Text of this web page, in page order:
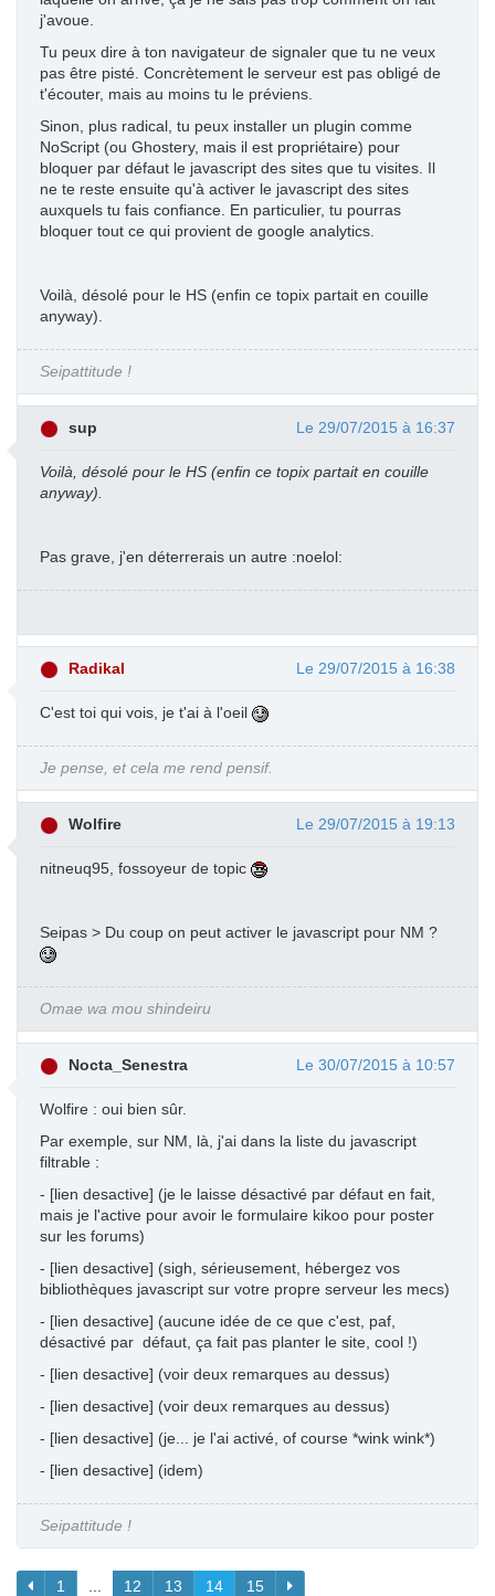
j'avoue.
Tu peux dire à ton navigateur de signaler que tu ne veux
pas être pisté. Concrètement le serveur est pas obligé de
t'écouter, mais au moins tu le préviens.
Sinon, plus radical, tu peux installer un plugin comme
NoScript (ou Ghostery, mais il est propriétaire) pour
bloquer par défaut le javascript des sites que tu visites. Il
ne te reste ensuite qu'à activer le javascript des sites
auxquels tu fais confiance. En particulier, tu pourras
bloquer tout ce qui provient de google analytics.
Voilà, désolé pour le HS (enfin ce topix partait en couille
anyway).
Seipattitude !
sup Le 29/07/2015 à 16:37
Voilà, désolé pour le HS (enfin ce topix partait en couille
anyway).
Pas grave, j'en déterrerais un autre :noelol:
Radikal Le 29/07/2015 à 16:38
C'est toi qui vois, je t'ai à l'oeil
Je pense, et cela me rend pensif.
Wolfire Le 29/07/2015 à 19:13
nitneuq95, fossoyeur de topic
Seipas > Du coup on peut activer le javascript pour NM ?
Omae wa mou shindeiru
Nocta_Senestra Le 30/07/2015 à 10:57
Wolfire : oui bien sûr.
Par exemple, sur NM, là, j'ai dans la liste du javascript
filtrable :
- [lien desactive] (je le laisse désactivé par défaut en fait,
mais je l'active pour avoir le formulaire kikoo pour poster
sur les forums)
- [lien desactive] (sigh, sérieusement, hébergez vos
bibliothèques javascript sur votre propre serveur les mecs)
- [lien desactive] (aucune idée de ce que c'est, paf,
désactivé par défaut, ça fait pas planter le site, cool !)
- [lien desactive] (voir deux remarques au dessus)
- [lien desactive] (voir deux remarques au dessus)
- [lien desactive] (je... je l'ai activé, of course *wink wink*)
- [lien desactive] (idem)
Seipattitude !
1 12 13 14 15